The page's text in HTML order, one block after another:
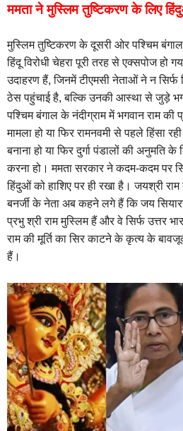
ममता ने मुस्लिम तुष्टिकरण के लिए
मुस्लिम तुष्टिकरण के दूसरी ओर पश्चिम
हिंदू विरोधी चेहरा पूरी तरह से एक्सपोज हो
उदाहरण हैं, जिनमें टीएमसी नेताओं ने न
ठेस पहुंचाई है, बल्कि उनकी आस्था से जुड़े
पश्चिम बंगाल के नंदीग्राम में भगवान राम की
मामला हो या फिर रामनवमी से पहले हिंसा
बनाना हो या फिर दुर्गा पंडालों की अनुमति के
करना हो। ममता सरकार ने कदम-कदम पर
हिंदुओं को हाशिए पर ही रखा है। जयश्री
बनर्जी के नेता अब कहने लगे हैं कि जय
प्रभु श्री राम मुस्लिम हैं और वे सिर्फ उत्तर
राम की मूर्ति का सिर काटने के कृत्य के
हैं।